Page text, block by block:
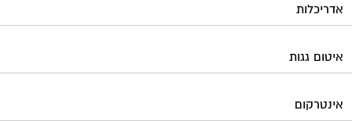
אדריכלות
איטום גגות
אינטרקום